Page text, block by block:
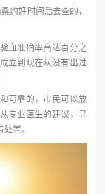
约好时间后去查的，
血准确率高达百分之
立到现在从没有出过
可靠的，市民可以放
专业医生的建议，寻
置。